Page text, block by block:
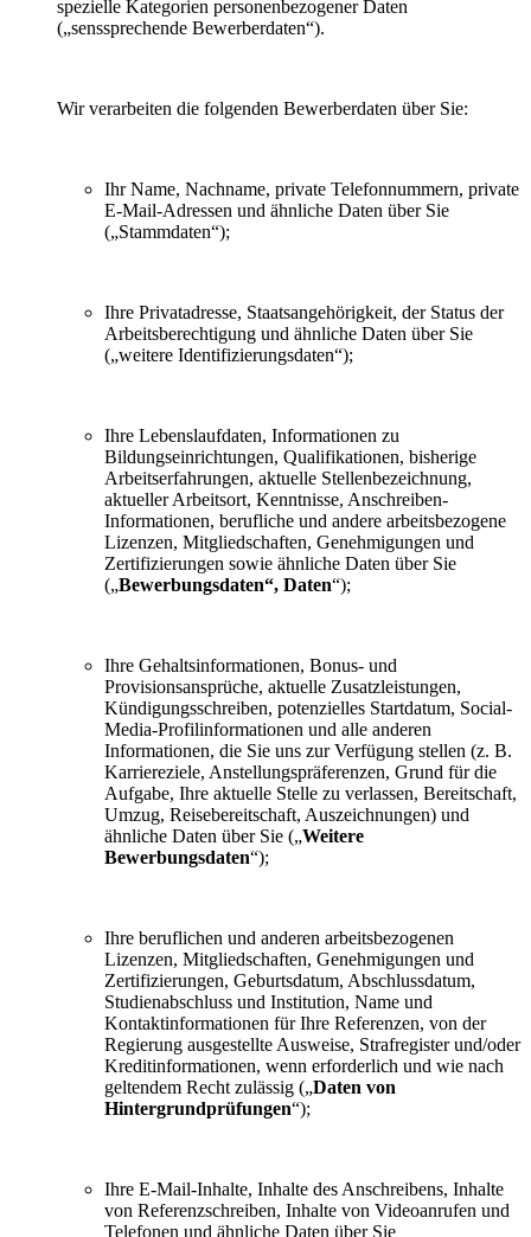
spezielle Kategorien personenbezogener Daten
(„senssprechende Bewerberdaten“).
Wir verarbeiten die folgenden Bewerberdaten über Sie:
Ihr Name, Nachname, private Telefonnummern, private
E-Mail-Adressen und ähnliche Daten über Sie
(„Stammdaten“);
Ihre Privatadresse, Staatsangehörigkeit, der Status der
Arbeitsberechtigung und ähnliche Daten über Sie
(„weitere Identifizierungsdaten“);
Ihre Lebenslaufdaten, Informationen zu
Bildungseinrichtungen, Qualifikationen, bisherige
Arbeitserfahrungen, aktuelle Stellenbezeichnung,
aktueller Arbeitsort, Kenntnisse, Anschreiben-
Informationen, berufliche und andere arbeitsbezogene
Lizenzen, Mitgliedschaften, Genehmigungen und
Zertifizierungen sowie ähnliche Daten über Sie
(„Bewerbungsdaten“, Daten“);
Ihre Gehaltsinformationen, Bonus- und
Provisionsansprüche, aktuelle Zusatzleistungen,
Kündigungsschreiben, potenzielles Startdatum, Social-
Media-Profilinformationen und alle anderen
Informationen, die Sie uns zur Verfügung stellen (z. B.
Karriereziele, Anstellungspräferenzen, Grund für die
Aufgabe, Ihre aktuelle Stelle zu verlassen, Bereitschaft,
Umzug, Reisebereitschaft, Auszeichnungen) und
ähnliche Daten über Sie („Weitere
Bewerbungsdaten“);
Ihre beruflichen und anderen arbeitsbezogenen
Lizenzen, Mitgliedschaften, Genehmigungen und
Zertifizierungen, Geburtsdatum, Abschlussdatum,
Studienabschluss und Institution, Name und
Kontaktinformationen für Ihre Referenzen, von der
Regierung ausgestellte Ausweise, Strafregister und/oder
Kreditinformationen, wenn erforderlich und wie nach
geltendem Recht zulässig („Daten von
Hintergrundprüfungen“);
Ihre E-Mail-Inhalte, Inhalte des Anschreibens, Inhalte
von Referenzschreiben, Inhalte von Videoanrufen und
Telefonen und ähnliche Daten über Sie